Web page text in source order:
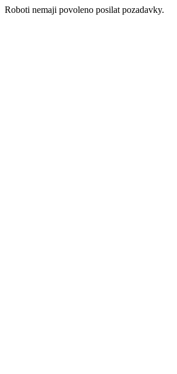
Roboti nemaji povoleno posilat pozadavky.